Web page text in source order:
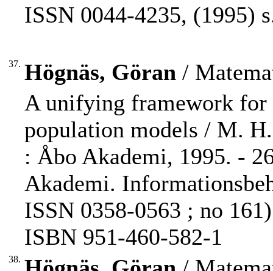
ISSN 0044-4235, (1995)
37. Högnäs, Göran /
A unifying framework for
population models / M.
: Åbo Akademi, 1995. -
Akademi.
ISSN 0358-0563 ; no
ISBN 951-460-582-1
38.